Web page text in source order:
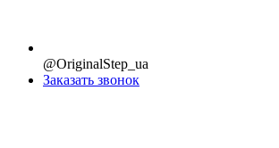
@OriginalStep_ua
Заказать звонок